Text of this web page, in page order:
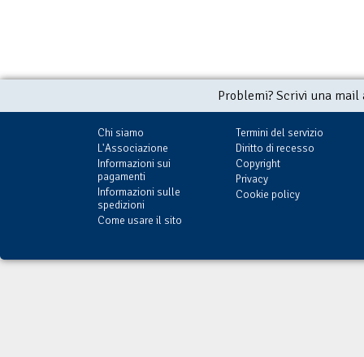
Problemi? Scrivi una
Chi siamo
L'Associazione
Informazioni sui
pagamenti
Informazioni sulle
spedizioni
Come usare il sito
Termini del servizio
Diritto di recesso
Copyright
Privacy
Cookie policy